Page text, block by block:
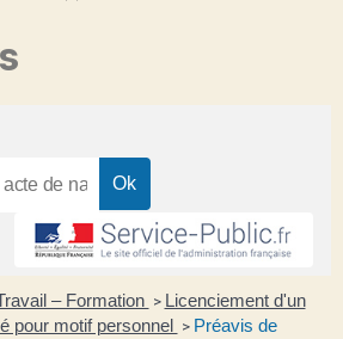
– Formation > Licenciement d'un
pour motif personnel > Préavis de